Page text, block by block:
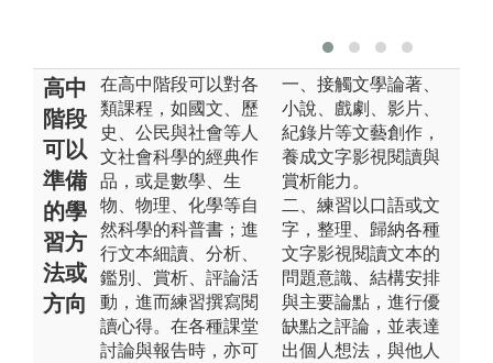
高中
階段
可以
準備
的學
習方
法或
方向
在高中階段可以對各
類課程，如國文、歷
史、公民與社會等人
文社會科學的經典作
品，或是數學、生
物、物理、化學等自
然科學的科普書；進
行文本細讀、分析、
鑑別、賞析、評論活
動，進而練習撰寫閱
讀心得。在各種課堂
討論與報告時，亦可
一、接觸文學論著、
小說、戲劇、影片、
紀錄片等文藝創作，
養成文字影視閱讀與
賞析能力。
二、練習以口語或文
字，整理、歸納各種
文字影視閱讀文本的
問題意識、結構安排
與主要論點，進行優
缺點之評論，並表達
出個人想法，與他人